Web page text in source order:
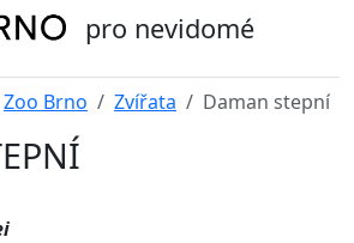
pro nevidomé
Zoo Brno Zvířata Daman stepní